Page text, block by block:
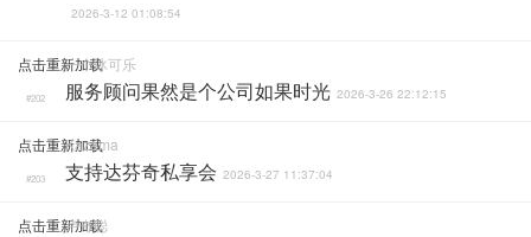
2026-3-12 01:08:54
点击重新加载
一个冰可乐
#202 服务顾问果然是个公司如果时光 2026-3-26 22:12:15
点击重新加载
Kazama
#203 支持达芬奇私享会 2026-3-27 11:37:04
点击重新加载
卢奇聪